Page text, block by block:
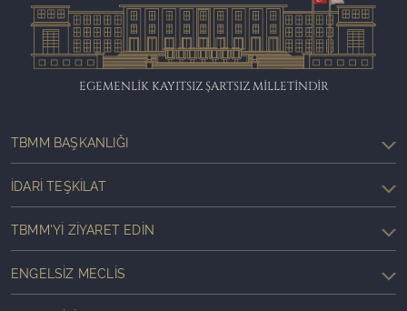
EGEMENLİK KAYITSIZ ŞARTSIZ MİLLETİNDİR
TBMM BAŞKANLIĞI
İDARI TEŞKILAT
TBMM'YI ZIYARET EDIN
ENGELSIZ MECLIS